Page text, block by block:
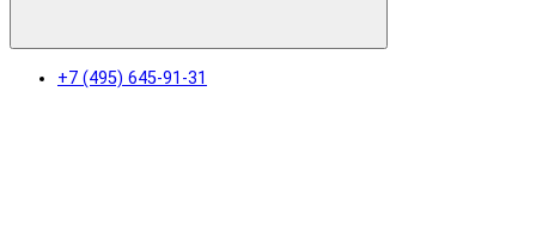
+7 (495) 645-91-31